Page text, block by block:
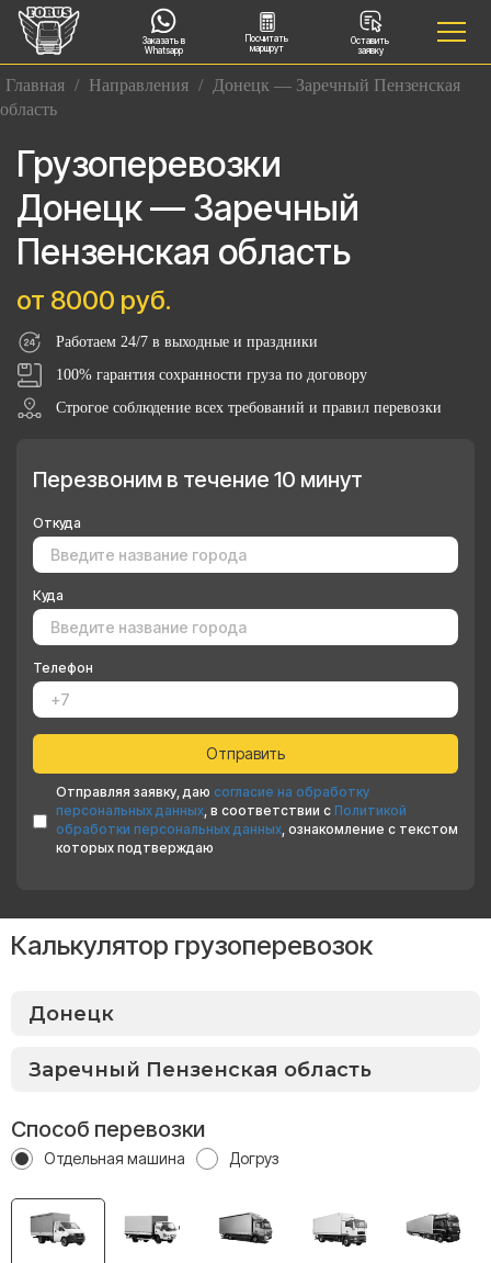
Заказать в
Whatsapp
Посчитать
маршрут
Оставить
заявку
Главная / Направления /
Донецк — Заречный Пензенская
область
Грузоперевозки
Донецк — Заречный
Пензенская область
от 8000 руб.
Работаем 24/7 в выходные и праздники
100% гарантия сохранности груза по договору
Строгое соблюдение всех требований и правил перевозки
Перезвоним в течение 10 минут
Откуда
Куда
Телефон
Отправляя заявку, даю согласие на обработку
персональных данных, в соответствии с Политикой
обработки персональных данных, ознакомление с текстом
которых подтверждаю
Калькулятор грузоперевозок
Способ перевозки
Отдельная машина Догруз